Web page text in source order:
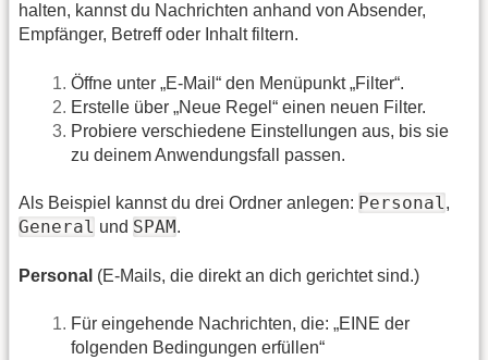
halten, kannst du Nachrichten anhand von Absender,
Empfänger, Betreff oder Inhalt filtern.
Öffne unter „E-Mail“ den Menüpunkt „Filter“.
Erstelle über „Neue Regel“ einen neuen Filter.
Probiere verschiedene Einstellungen aus, bis sie
zu deinem Anwendungsfall passen.
Als Beispiel kannst du drei Ordner anlegen: Personal,
General und SPAM.
Personal (E-Mails, die direkt an dich gerichtet sind.)
Für eingehende Nachrichten, die: „EINE der
folgenden Bedingungen erfüllen“